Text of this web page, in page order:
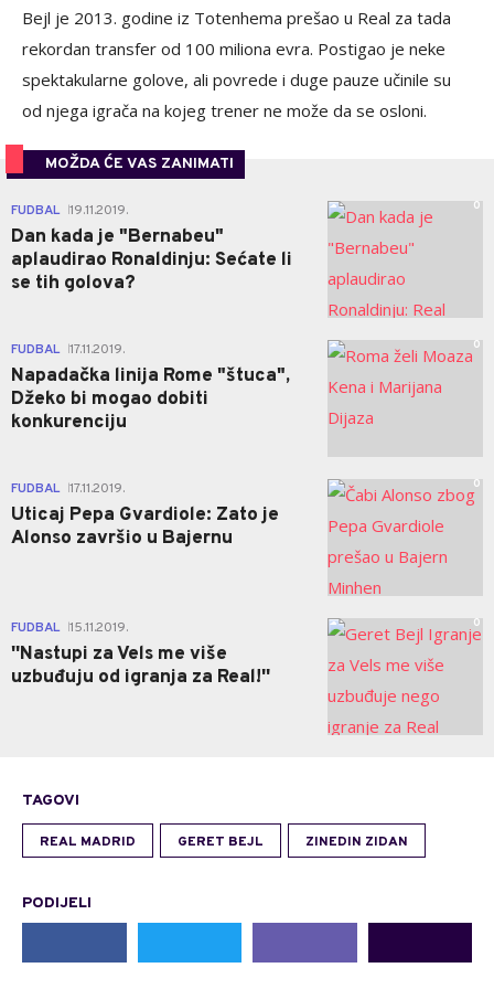
Bejl je 2013. godine iz Totenhema prešao u Real za tada
rekordan transfer od 100 miliona evra. Postigao je neke
spektakularne golove, ali povrede i duge pauze učinile su
od njega igrača na kojeg trener ne može da se osloni.
MOŽDA ĆE VAS ZANIMATI
FUDBAL 19.11.2019.
Dan kada je "Bernabeu"
aplaudirao Ronaldinju: Sećate li
se tih golova?
0
FUDBAL 17.11.2019.
Napadačka linija Rome "štuca",
Džeko bi mogao dobiti
konkurenciju
0
FUDBAL 17.11.2019.
Uticaj Pepa Gvardiole: Zato je
Alonso završio u Bajernu
0
FUDBAL 15.11.2019.
''Nastupi za Vels me više
uzbuđuju od igranja za Real!''
0
TAGOVI
REAL MADRID GERET BEJL ZINEDIN ZIDAN
PODIJELI